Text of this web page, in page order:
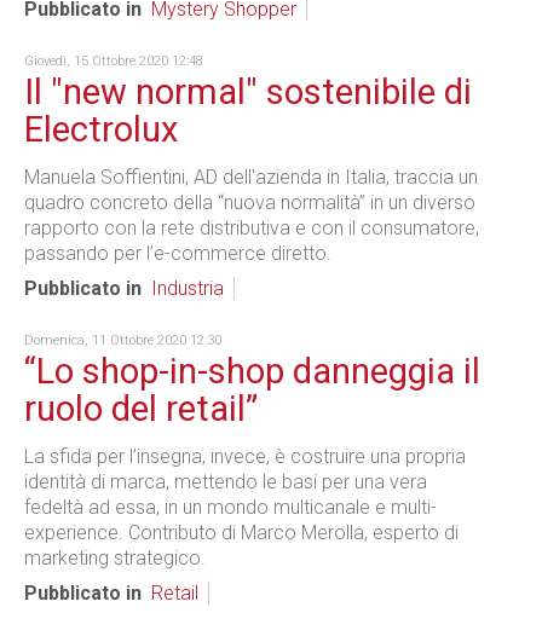
Pubblicato in Mystery Shopper
Giovedì, 15 Ottobre 2020 12:48
Il "new normal" sostenibile di
Electrolux
Manuela Soffientini, AD dell'azienda in Italia, traccia un
quadro concreto della “nuova normalità” in un diverso
rapporto con la rete distributiva e con il consumatore,
passando per l’e-commerce diretto.
Pubblicato in
Industria
Domenica, 11 Ottobre 2020 12:30
“Lo shop-in-shop danneggia il
ruolo del retail”
La sfida per l’insegna, invece, è costruire una propria
identità di marca, mettendo le basi per una vera
fedeltà ad essa, in un mondo multicanale e multi-
experience. Contributo di Marco Merolla, esperto di
marketing strategico.
Pubblicato in Retail